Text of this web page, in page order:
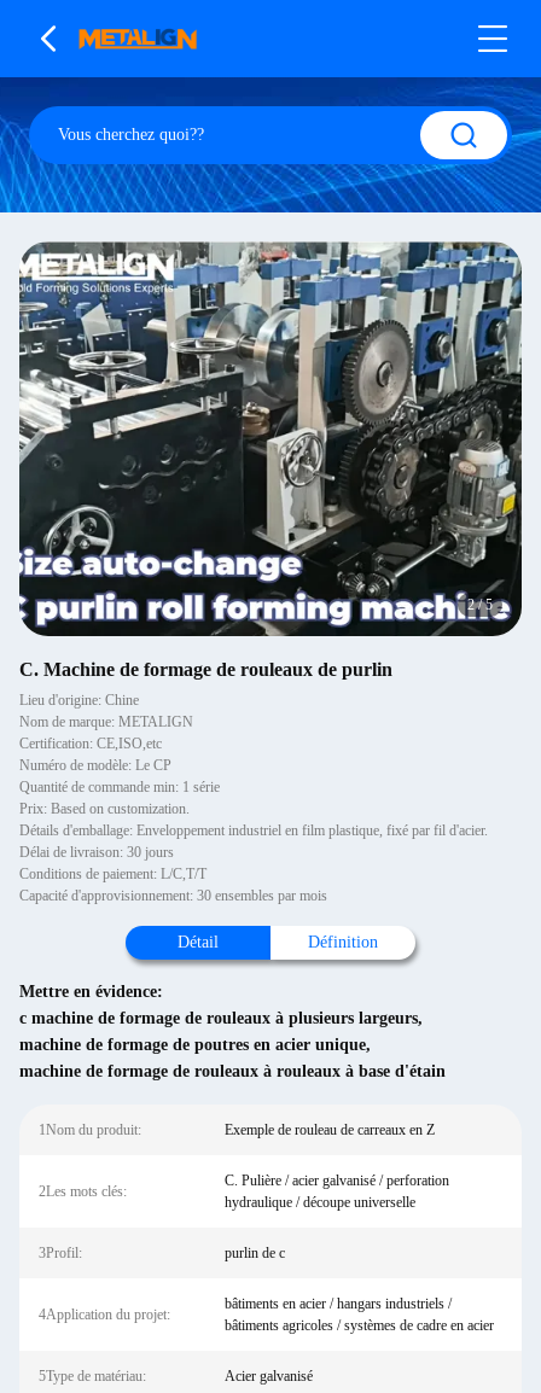
2/5
C. Machine de formage de rouleaux de purlin
Lieu d'origine: Chine
Nom de marque: METALIGN
Certification: CE,ISO,etc
Numéro de modèle: Le CP
Quantité de commande min: 1 série
Prix: Based on customization.
Détails d'emballage: Enveloppement industriel en film plastique, fixé par fil d'acier.
Délai de livraison: 30 jours
Conditions de paiement: L/C,T/T
Capacité d'approvisionnement: 30 ensembles par mois
Détail Définition
Mettre en évidence:
c machine de formage de rouleaux à plusieurs largeurs,
machine de formage de poutres en acier unique,
machine de formage de rouleaux à rouleaux à base d'étain
1Nom du produit: Exemple de rouleau de carreaux en Z
2Les mots clés:
C. Pulière / acier galvanisé / perforation
hydraulique / découpe universelle
3Profil: purlin de c
4Application du projet:
bâtiments en acier / hangars industriels /
bâtiments agricoles / systèmes de cadre en acier
5Type de matériau: Acier galvanisé